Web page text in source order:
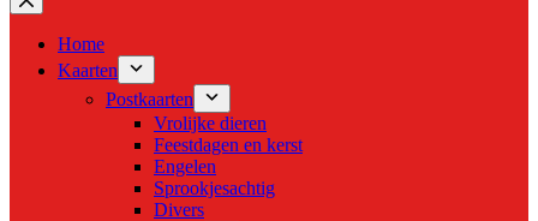
resultaten
Home
Kaarten
Postkaarten
Vrolijke dieren
Feestdagen en kerst
Engelen
Sprookjesachtig
Divers